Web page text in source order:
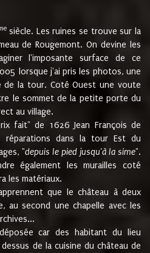
siècle. Les ruines se trouve sur la
de Rougemont. On devine les
l'imposante surface de ce
lorsque j'ai pris les photos, une
de la tour. Coté Ouest une voute
le sommet de la petite porte du
au village.
fait" de 1626 Jean François de
réparations dans la tour Est du
"depuis le pied jusqu'à la sime".
également les murailles coté
les matériaux.
que le château à deux
au second une chapelle avec les
car des habitant du lieu
de la cuisine du château de